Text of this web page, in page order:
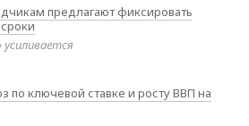
предлагают фиксировать
усиливается
по ключевой ставке и росту ВВП на